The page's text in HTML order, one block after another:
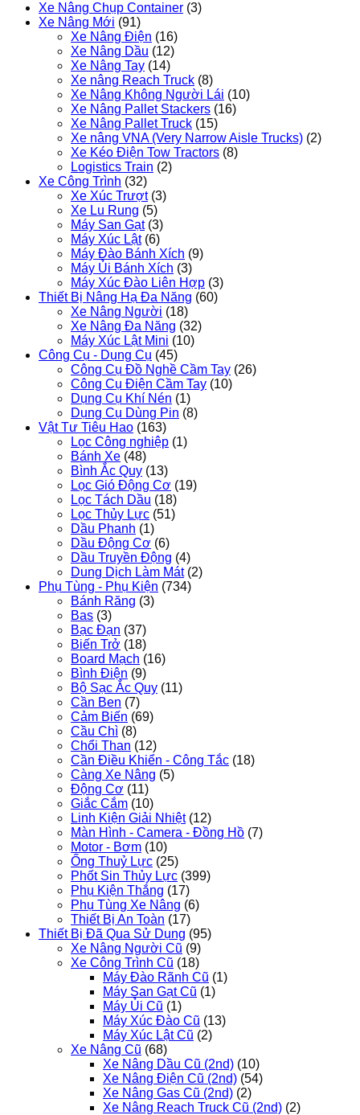
Xe Nâng Chụp Container (3)
Xe Nâng Mới (91)
Xe Nâng Điện (16)
Xe Nâng Dầu (12)
Xe Nâng Tay (14)
Xe nâng Reach Truck (8)
Xe Nâng Không Người Lái (10)
Xe Nâng Pallet Stackers (16)
Xe Nâng Pallet Truck (15)
Xe nâng VNA (Very Narrow Aisle Trucks) (2)
Xe Kéo Điện Tow Tractors (8)
Logistics Train (2)
Xe Công Trình (32)
Xe Xúc Trượt (3)
Xe Lu Rung (5)
Máy San Gạt (3)
Máy Xúc Lật (6)
Máy Đào Bánh Xích (9)
Máy Ủi Bánh Xích (3)
Máy Xúc Đào Liên Hợp (3)
Thiết Bị Nâng Hạ Đa Năng (60)
Xe Nâng Người (18)
Xe Nâng Đa Năng (32)
Máy Xúc Lật Mini (10)
Công Cụ - Dụng Cụ (45)
Công Cụ Đồ Nghề Cầm Tay (26)
Công Cụ Điện Cầm Tay (10)
Dụng Cụ Khí Nén (1)
Dụng Cụ Dùng Pin (8)
Vật Tư Tiêu Hao (163)
Lọc Công nghiệp (1)
Bánh Xe (48)
Bình Ắc Quy (13)
Lọc Gió Động Cơ (19)
Lọc Tách Dầu (18)
Lọc Thủy Lực (51)
Dầu Phanh (1)
Dầu Động Cơ (6)
Dầu Truyền Động (4)
Dung Dịch Làm Mát (2)
Phụ Tùng - Phụ Kiện (734)
Bánh Răng (3)
Bas (3)
Bạc Đạn (37)
Biến Trở (18)
Board Mạch (16)
Bình Điện (9)
Bộ Sạc Ắc Quy (11)
Cần Ben (7)
Cảm Biến (69)
Cầu Chì (8)
Chổi Than (12)
Cần Điều Khiển - Công Tắc (18)
Càng Xe Nâng (5)
Động Cơ (11)
Giắc Cắm (10)
Linh Kiện Giải Nhiệt (12)
Màn Hình - Camera - Đồng Hồ (7)
Motor - Bơm (10)
Ống Thuỷ Lực (25)
Phốt Sin Thủy Lực (399)
Phụ Kiện Thắng (17)
Phụ Tùng Xe Nâng (6)
Thiết Bị An Toàn (17)
Thiết Bị Đã Qua Sử Dụng (95)
Xe Nâng Người Cũ (9)
Xe Công Trình Cũ (18)
Máy Đào Rãnh Cũ (1)
Máy San Gạt Cũ (1)
Máy Ủi Cũ (1)
Máy Xúc Đào Cũ (13)
Máy Xúc Lật Cũ (2)
Xe Nâng Cũ (68)
Xe Nâng Dầu Cũ (2nd) (10)
Xe Nâng Điện Cũ (2nd) (54)
Xe Nâng Gas Cũ (2nd) (2)
Xe Nâng Reach Truck Cũ (2nd) (2)